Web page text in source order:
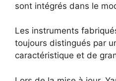
sont intégrés dans le
Les instruments
toujours distingués par
caractéristique et de